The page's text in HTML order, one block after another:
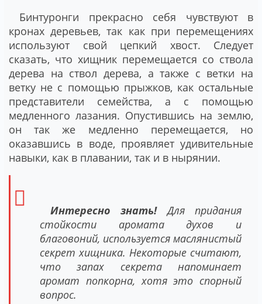
Бинтуронги прекрасно себя чувствуют в
кронах деревьев, так как при перемещениях
используют свой цепкий хвост. Следует
сказать, что хищник перемещается со ствола
дерева на ствол дерева, а также с ветки на
ветку не с помощью прыжков, как остальные
представители семейства, а с помощью
медленного лазания. Опустившись на землю,
он так же медленно перемещается, но
оказавшись в воде, проявляет удивительные
навыки, как в плавании, так и в нырянии.
Интересно знать!Для придания
стойкости аромата духов и
благовоний, используется маслянистый
секрет хищника. Некоторые считают,
что запах секрета напоминает
аромат попкорна, хотя это спорный
вопрос.